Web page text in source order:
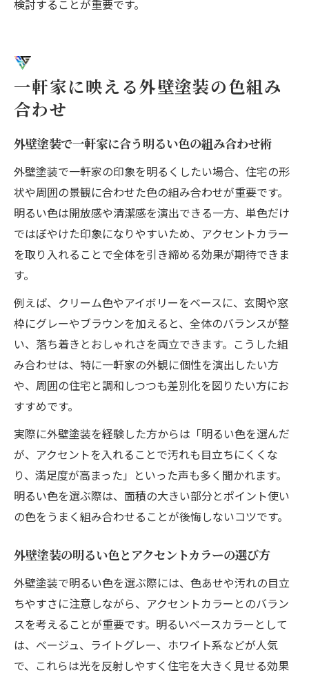
検討することが重要です。
一軒家に映える外壁塗装の色組み
合わせ
外壁塗装で一軒家に合う明るい色の組み合わせ術
外壁塗装で一軒家の印象を明るくしたい場合、住宅の形
状や周囲の景観に合わせた色の組み合わせが重要です。
明るい色は開放感や清潔感を演出できる一方、単色だけ
ではぼやけた印象になりやすいため、アクセントカラー
を取り入れることで全体を引き締める効果が期待できま
す。
例えば、クリーム色やアイボリーをベースに、玄関や窓
枠にグレーやブラウンを加えると、全体のバランスが整
い、落ち着きとおしゃれさを両立できます。こうした組
み合わせは、特に一軒家の外観に個性を演出したい方
や、周囲の住宅と調和しつつも差別化を図りたい方にお
すすめです。
実際に外壁塗装を経験した方からは「明るい色を選んだ
が、アクセントを入れることで汚れも目立ちにくくな
り、満足度が高まった」といった声も多く聞かれます。
明るい色を選ぶ際は、面積の大きい部分とポイント使い
の色をうまく組み合わせることが後悔しないコツです。
外壁塗装の明るい色とアクセントカラーの選び方
外壁塗装で明るい色を選ぶ際には、色あせや汚れの目立
ちやすさに注意しながら、アクセントカラーとのバラン
スを考えることが重要です。明るいベースカラーとして
は、ベージュ、ライトグレー、ホワイト系などが人気
で、これらは光を反射しやすく住宅を大きく見せる効果